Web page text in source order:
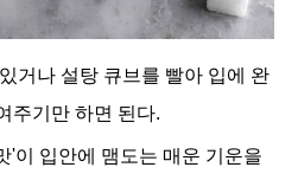
거나 설탕 큐브를 빨아 입에 완
주기만 하면 된다.
'이 입안에 맴도는 매운 기운을